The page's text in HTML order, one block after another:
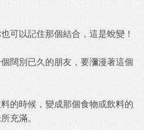
以記住那個結合，這是蛻變！
別已久的朋友，要瀰漫著這個
時候，變成那個食物或飲料的
充滿。